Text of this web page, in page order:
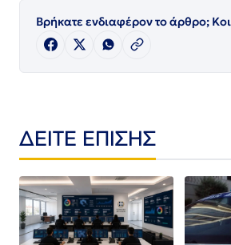
Βρήκατε ενδιαφέρον το άρθρο;
ΔΕΙΤΕ ΕΠΙΣΗΣ